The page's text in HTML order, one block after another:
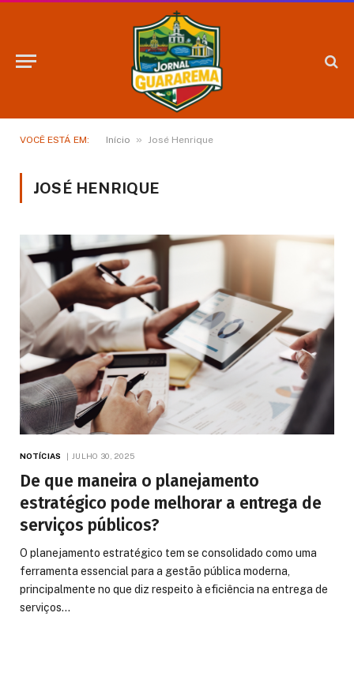
VOCÊ ESTÁ EM: Início » José Henrique
JOSÉ HENRIQUE
NOTÍCIAS JULHO 30, 2025
De que maneira o planejamento
estratégico pode melhorar a entrega de
serviços públicos?
O planejamento estratégico tem se consolidado como uma
ferramenta essencial para a gestão pública moderna,
principalmente no que diz respeito à eficiência na entrega de
serviços…